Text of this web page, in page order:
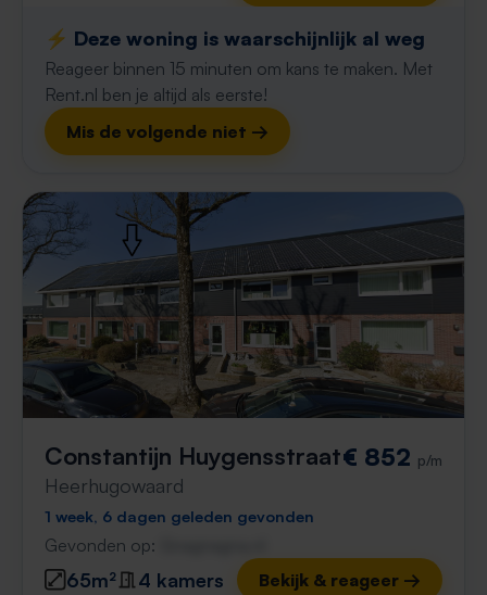
⚡️ Deze woning is waarschijnlijk al weg
Reageer binnen 15 minuten om kans te maken. Met
Rent.nl ben je altijd als eerste!
Mis de volgende niet →
Constantijn Huygensstraat
Heerhugowaard
€ 852 p/m
1 week, 6 dagen geleden gevonden
Gevonden op:
65m² 4 kamers Bekijk & reageer →